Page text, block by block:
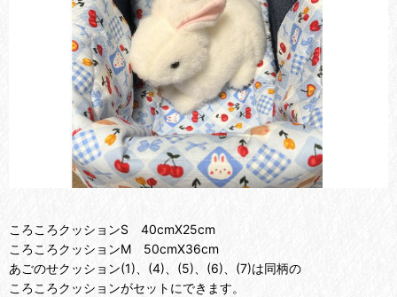
ころころクッションS 40cmX25cm
ころころクッションM 50cmX36cm
あごのせクッション(1)、(4)、(5)、(6)、(7)は同柄の
ころころクッションがセットにできます。